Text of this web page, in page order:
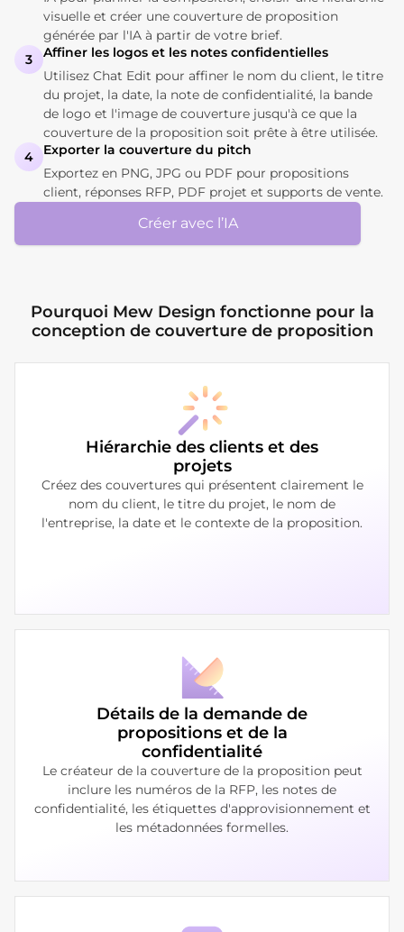
visuelle et créer une couverture de proposition
générée par l'IA à partir de votre brief.
3
Affiner les logos et les notes confidentielles
Utilisez Chat Edit pour affiner le nom du client, le titre
du projet, la date, la note de confidentialité, la bande
de logo et l'image de couverture jusqu'à ce que la
couverture de la proposition soit prête à être utilisée.
4
Exporter la couverture du pitch
Exportez en PNG, JPG ou PDF pour propositions
client, réponses RFP, PDF projet et supports de vente.
Créer avec l’IA
Pourquoi Mew Design fonctionne pour la
conception de couverture de proposition
Hiérarchie des clients et des
projets
Créez des couvertures qui présentent clairement le
nom du client, le titre du projet, le nom de
l'entreprise, la date et le contexte de la proposition.
Détails de la demande de
propositions et de la
confidentialité
Le créateur de la couverture de la proposition peut
inclure les numéros de la RFP, les notes de
confidentialité, les étiquettes d'approvisionnement et
les métadonnées formelles.